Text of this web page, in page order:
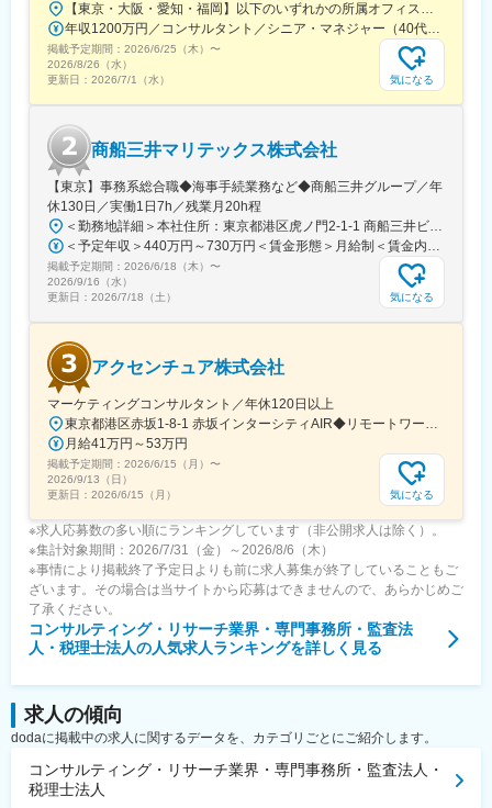
・さまざまな理由で社会復帰を諦めていた方も、在宅勤務という
働き方により、今の場所のまま家庭と仕事を両立し、築きあげて
きたキャリアを生かしていただくことが可能です。
・お子様の事情などで急に休んだ時でも、別の在宅秘書の方がし
っかりその日の業務を引き継いでくれる万全のバックアップ体制
・同僚に感謝の声を届けるピアボーナスシステム「ARIGATO Now
Point」や定期的なフィードバックの機会などを通じて、普段の頑
張りへの評価をもらいながら、モチベーションの維持・向上が可
能です。
【東京・大阪・愛知・福岡】以下のいずれかの所属オフィスもしくは各エリアのプロジェクト先 所属オフィス：■赤坂インターシティ■関西オフィス■アクセンチュア・アドバンスト・テクノロジーセンター名古屋■福岡オフィス※詳細は勤務地一覧よりご覧いただけます。※所属オフィスを問わずプロジェクトにより、国内出張、海外出張の可能性があります【魅力ポイント│世界の知恵を活用】世界中のベストプラクティスがデータベースに集約されており、数多くの事例や社員の知恵を活用できます。日本では前例のない案件でも、世界各国の社員からオンライン・オフライン（海外出張）問わず、気軽にアドバイスを受けることができます。★ この求人のPOINT ★￣￣V￣￣￣￣￣￣￣￣￣＃世界約78万人規模の大手基盤で安定性◎若手から裁量大きく挑戦・成長できる環境＃土日祝休／連続5日以上の休暇取得も可能！／フルフレックス（コアタイムなし）＃コンサル・IT未経験者向けの手厚い研修◎／メンター制度もあるため安心してチャレンジOK！
年収1200万円／コンサルタント／シニア・マネジャー（40代） 年収1000万円／テクノロジーアーキテクト（30代）
掲載予定期間： 2026/6/25（木） 〜
2026/8/26（水）
更新日： 2026/7/1（水） 気になる
商船三井マリテックス株式会社
【東京】事務系総合職◆海事手続業務など◆商船三井グループ／年
休130日／実働1日7h／残業月20h程
＜勤務地詳細＞本社住所：東京都港区虎ノ門2-1-1 商船三井ビル勤務地最寄駅：東京メトロ銀座線／虎ノ門駅受動喫煙対策：屋内全面禁煙変更の範囲：会社の定める事業所
＜予定年収＞440万円～730万円＜賃金形態＞月給制＜賃金内訳＞月額（基本給）：291,800円～487,000円＜月給＞291,800円～487,000円＜昇給有無＞有＜残業手当＞有＜給与補足＞※上記想定年収には賞与3ヶ月分を含みます。金額は目安の金額であり、これまでのご経験・スキル・現年収等を総合的に考慮し決定いたします。■昇給：年1回■賞与：3ヶ月分（前年度実績）賃金はあくまでも目安の金額であり、選考を通じて上下する可能性があります。月給(月額)は固定手当を含めた表記です。
掲載予定期間： 2026/6/18（木） 〜
2026/9/16（水）
更新日： 2026/7/18（土） 気になる
アクセンチュア株式会社
マーケティングコンサルタント／年休120日以上
東京都港区赤坂1-8-1 赤坂インターシティAIR◆リモートワーク相談可◆当面転勤なし＜アクセス＞東京メトロ銀座線、南北線「溜池山王駅」直結東京メトロ千代田線、丸ノ内線「国会議事堂前駅」直結※変更の範囲：会社の定める事業所※受動喫煙対策：屋内全面禁煙◆ この求人のPOINT ◆￣￣V￣￣￣￣￣￣￣￣￣＃世界約78万人規模の大手基盤で安定性◎裁量大きく挑戦・成長できる環境＃土日祝休／連続5日以上の休暇取得も可能！／フルフレックス（コアタイムなし）＃各国から集結したノウハウを活用して、国内の先駆けとなる提案もできる
月給41万円～53万円
掲載予定期間： 2026/6/15（月） 〜
2026/9/13（日）
更新日： 2026/6/15（月） 気になる
※求人応募数の多い順にランキングしています（非公開求人は除く）。
※集計対象期間：2026/7/31（金）～2026/8/6（木）
※事情により掲載終了予定日よりも前に求人募集が終了していることもご
ざいます。その場合は当サイトから応募はできませんので、あらかじめご
了承ください。
コンサルティング・リサーチ業界・専門事務所・監査法
人・税理士法人の人気求人ランキングを詳しく見る
求人の傾向
dodaに掲載中の求人に関するデータを、カテゴリごとにご紹介します。
コンサルティング・リサーチ業界・専門事務所・監査法人・
税理士法人